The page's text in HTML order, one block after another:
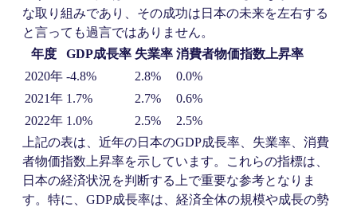
な取り組みであり、その成功は日本の未来を左右する
と言っても過言ではありません。
年度
GDP成長率 失業率 消費者物価指数上昇率
2020年 -4.8% 2.8%
0.0%
2021年 1.7% 2.7%
0.6%
2022年 1.0% 2.5%
2.5%
上記の表は、近年の日本のGDP成長率、失業率、消費
者物価指数上昇率を示しています。これらの指標は、
日本の経済状況を判断する上で重要な参考となりま
す。特に、GDP成長率は、経済全体の規模や成長の勢